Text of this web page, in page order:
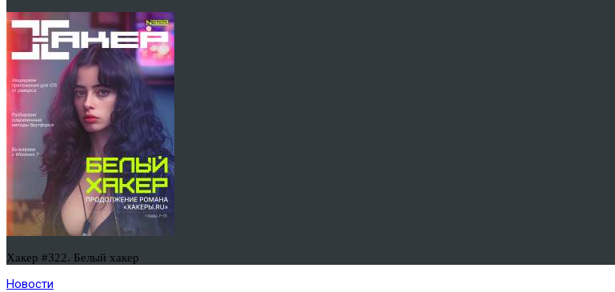
Хакер #322. Белый хакер
Новости